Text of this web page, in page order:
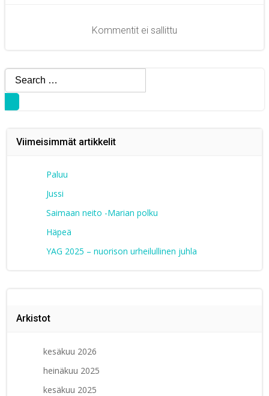
Kommentit ei sallittu
Search
for:
Viimeisimmät artikkelit
Paluu
Jussi
Saimaan neito -Marian polku
Häpeä
YAG 2025 – nuorison urheilullinen juhla
Arkistot
kesäkuu 2026
heinäkuu 2025
kesäkuu 2025